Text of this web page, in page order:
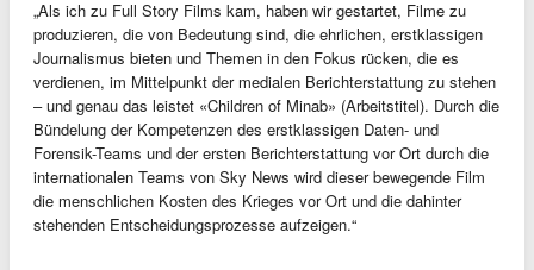
„Als ich zu Full Story Films kam, haben wir gestartet, Filme zu
produzieren, die von Bedeutung sind, die ehrlichen, erstklassigen
Journalismus bieten und Themen in den Fokus rücken, die es
verdienen, im Mittelpunkt der medialen Berichterstattung zu stehen
– und genau das leistet «Children of Minab» (Arbeitstitel). Durch die
Bündelung der Kompetenzen des erstklassigen Daten- und
Forensik-Teams und der ersten Berichterstattung vor Ort durch die
internationalen Teams von Sky News wird dieser bewegende Film
die menschlichen Kosten des Krieges vor Ort und die dahinter
stehenden Entscheidungsprozesse aufzeigen.“